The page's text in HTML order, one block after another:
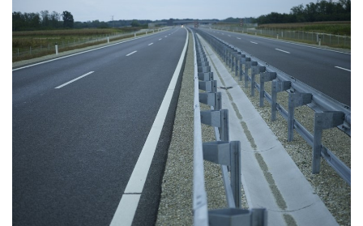
Blog